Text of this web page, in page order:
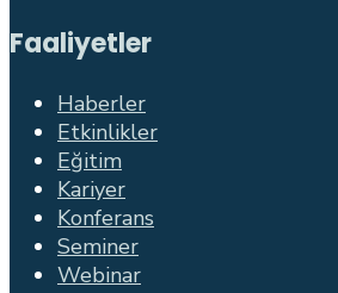
Faaliyetler
Haberler
Etkinlikler
Eğitim
Kariyer
Konferans
Seminer
Webinar